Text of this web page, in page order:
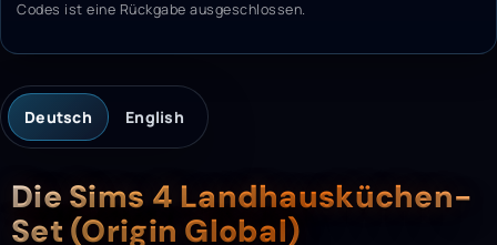
Codes ist eine Rückgabe ausgeschlossen.
Deutsch English
Beschreibung
Die Sims 4 Landhausküchen-
Set (Origin Global)